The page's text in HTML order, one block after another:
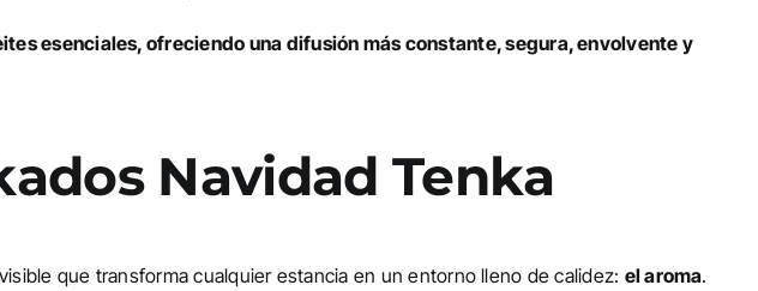
esenciales, ofreciendo una difusión más constante, segura, envolvente y
Navidad Tenka
que transforma cualquier estancia en un entorno lleno de calidez: el aroma.